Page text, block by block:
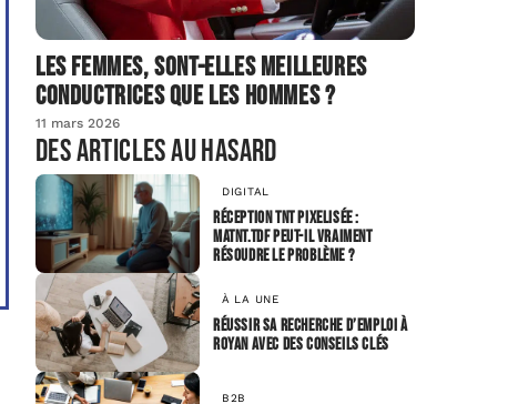
Les femmes, sont-elles meilleures
conductrices que les hommes ?
11 mars 2026
Des articles au hasard
DIGITAL
Réception TNT pixelisée :
matnt.tdf peut-il vraiment
résoudre le problème ?
À LA UNE
Réussir sa recherche d’emploi à
Royan avec des conseils clés
B2B